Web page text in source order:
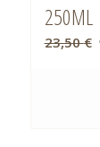
250ML
23,50€